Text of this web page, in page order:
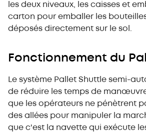
les deux niveaux, les caisses et
carton pour emballer les
déposés directement sur le sol.
Fonctionnement du
Le système Pallet Shuttle semi-
de réduire les temps de
que les opérateurs ne pénètrent
des allées pour manipuler la
que c'est la navette qui exécute